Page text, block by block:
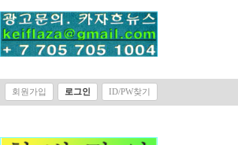
회원가입 로그인 ID/PW찾기